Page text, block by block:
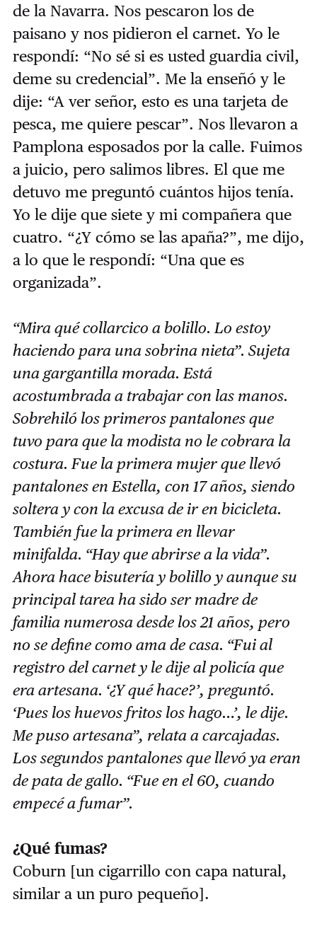
de la Navarra. Nos pescaron los de
paisano y nos pidieron el carnet. Yo le
respondí: “No sé si es usted guardia civil,
deme su credencial”. Me la enseñó y le
dije: “A ver señor, esto es una tarjeta de
pesca, me quiere pescar”. Nos llevaron a
Pamplona esposados por la calle. Fuimos
a juicio, pero salimos libres. El que me
detuvo me preguntó cuántos hijos tenía.
Yo le dije que siete y mi compañera que
cuatro. “¿Y cómo se las apaña?”, me dijo,
a lo que le respondí: “Una que es
organizada”.
“Mira qué collarcico a bolillo. Lo estoy
haciendo para una sobrina nieta”. Sujeta
una gargantilla morada. Está
acostumbrada a trabajar con las manos.
Sobrehiló los primeros pantalones que
tuvo para que la modista no le cobrara la
costura. Fue la primera mujer que llevó
pantalones en Estella, con 17 años, siendo
soltera y con la excusa de ir en bicicleta.
También fue la primera en llevar
minifalda. “Hay que abrirse a la vida”.
Ahora hace bisutería y bolillo y aunque su
principal tarea ha sido ser madre de
familia numerosa desde los 21 años, pero
no se define como ama de casa. “Fui al
registro del carnet y le dije al policía que
era artesana. ‘¿Y qué hace?’, preguntó.
‘Pues los huevos fritos los hago…’, le dije.
Me puso artesana”, relata a carcajadas.
Los segundos pantalones que llevó ya eran
de pata de gallo. “Fue en el 60, cuando
empecé a fumar”.
¿Qué fumas?
Coburn [un cigarrillo con capa natural,
similar a un puro pequeño].